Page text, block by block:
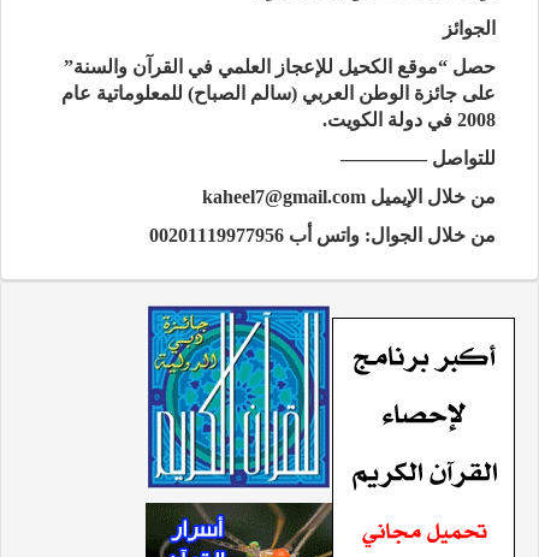
الجوائز
حصل “موقع الكحيل للإعجاز العلمي في القرآن والسنة”
على جائزة الوطن العربي (سالم الصباح) للمعلوماتية عام
2008 في دولة الكويت.
للتواصل ————–
من خلال الإيميل kaheel7@gmail.com
من خلال الجوال: واتس أب 00201119977956